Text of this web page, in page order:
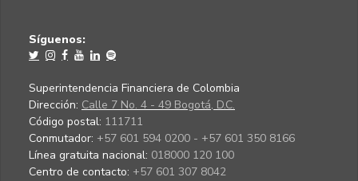
Síguenos:
Superintendencia Financiera de Colombia
Dirección: Calle 7 No. 4 - 49 Bogotá, D.C.
Código postal: 111711
Conmutador: +57 601 594 0200 - +57 601 350 8166
Línea gratuita nacional: 018000 120 100
Centro de contacto: +57 601 307 8042